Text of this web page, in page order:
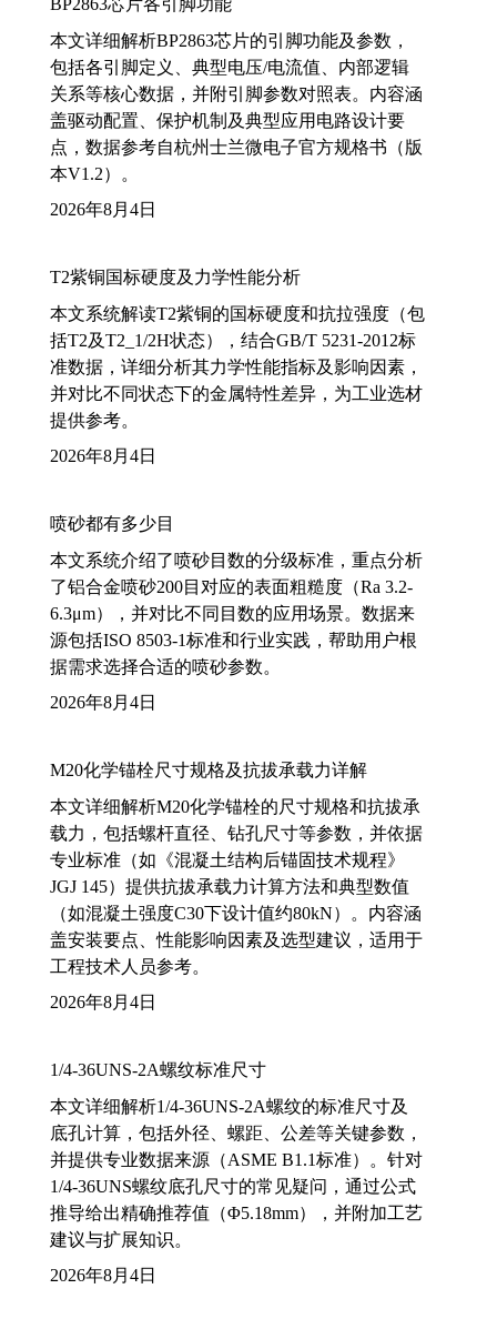
本文详细解析BP2863芯片的引脚功能及参数，
包括各引脚定义、典型电压/电流值、内部逻辑
关系等核心数据，并附引脚参数对照表。内容涵
盖驱动配置、保护机制及典型应用电路设计要
点，数据参考自杭州士兰微电子官方规格书（版
本V1.2）。
2026年8月4日
T2紫铜国标硬度及力学性能分析
本文系统解读T2紫铜的国标硬度和抗拉强度（包
括T2及T2_1/2H状态），结合GB/T 5231-2012标
准数据，详细分析其力学性能指标及影响因素，
并对比不同状态下的金属特性差异，为工业选材
提供参考。
2026年8月4日
喷砂都有多少目
本文系统介绍了喷砂目数的分级标准，重点分析
了铝合金喷砂200目对应的表面粗糙度（Ra 3.2-
6.3μm），并对比不同目数的应用场景。数据来
源包括ISO 8503-1标准和行业实践，帮助用户根
据需求选择合适的喷砂参数。
2026年8月4日
M20化学锚栓尺寸规格及抗拔承载力详解
本文详细解析M20化学锚栓的尺寸规格和抗拔承
载力，包括螺杆直径、钻孔尺寸等参数，并依据
专业标准（如《混凝土结构后锚固技术规程》
JGJ 145）提供抗拔承载力计算方法和典型数值
（如混凝土强度C30下设计值约80kN）。内容涵
盖安装要点、性能影响因素及选型建议，适用于
工程技术人员参考。
2026年8月4日
1/4-36UNS-2A螺纹标准尺寸
本文详细解析1/4-36UNS-2A螺纹的标准尺寸及
底孔计算，包括外径、螺距、公差等关键参数，
并提供专业数据来源（ASME B1.1标准）。针对
1/4-36UNS螺纹底孔尺寸的常见疑问，通过公式
推导给出精确推荐值（Φ5.18mm），并附加工艺
建议与扩展知识。
2026年8月4日